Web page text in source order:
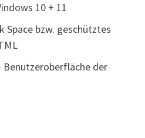
10 + 11
Space bzw. geschütztes
der